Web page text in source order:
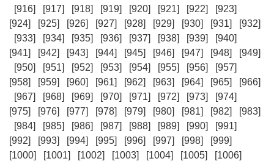
[916] [917] [918] [919] [920] [921] [922]
[923]
[924]
[925] [926] [927] [928] [929] [930] [931]
[932]
[933]
[934] [935] [936] [937] [938] [939]
[940]
[941]
[942] [943] [944] [945] [946] [947] [948]
[949]
[950]
[951] [952] [953] [954] [955] [956]
[957]
[958]
[959] [960] [961] [962] [963] [964] [965]
[966]
[967]
[968] [969] [970] [971] [972] [973]
[974]
[975]
[976] [977] [978] [979] [980] [981] [982]
[983]
[984]
[985] [986] [987] [988] [989] [990]
[991]
[992]
[993] [994] [995] [996] [997] [998]
[999]
[1000]
[1001] [1002] [1003] [1004] [1005]
[1006]